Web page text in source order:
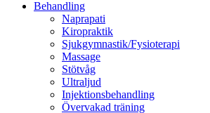
Behandling
Naprapati
Kiropraktik
Sjukgymnastik/Fysioterapi
Massage
Stötvåg
Ultraljud
Injektionsbehandling
Övervakad träning